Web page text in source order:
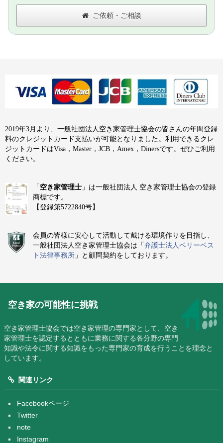
ご依頼・ご相談
2019年3月より、一般社団法人空き家管理士協会の皆さんの年間登録
料のクレジットカード支払いが可能となりました。利用できるクレ
ジットカードはVisa，Master，JCB，Amex，Dinersです。ぜひご利用
ください。
「 空き家管理士 」は一般社団法人 空き家管理士協会の登録
商標です。
【登録第5722840号】
会員の皆様に安心して活動して戴ける環境作りを目指し、
一般社団法人空き家管理士協会は「弁護士法人ベリーベス
ト法律事務所 」と顧問契約をしております。
空き家の可能性に挑戦
空き家管理士協会では空き家管理の専門家として、空き
家管理士を認定するとともに業務に関する各分野の専門
知識や法令に関する知識をもった専門家の育成を行うことを理念と
しています。
関連リンク
Facebookページ
Twitter
note
Instagram